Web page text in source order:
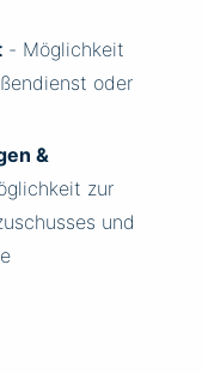
- Möglichkeit
oder
&
zur
und